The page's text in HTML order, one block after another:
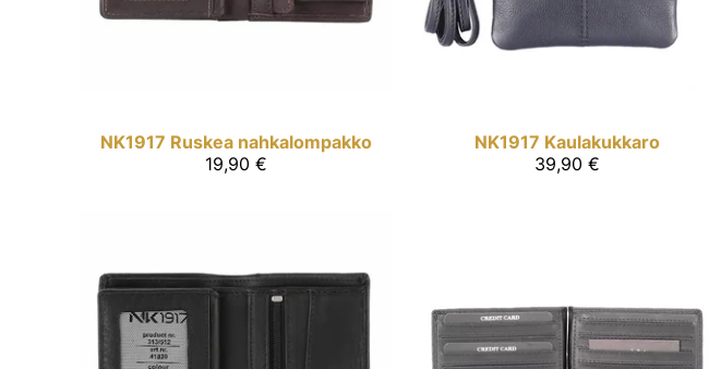
NK1917 Ruskea nahkalompakko
19,90 €
NK1917 Kaulakukkaro
39,90 €